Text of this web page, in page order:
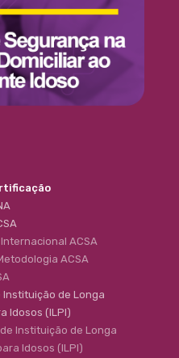
ACSA
ACSA
de Longa
Idosos (ILPI)
Instituição de Longa
Idosos (ILPI)